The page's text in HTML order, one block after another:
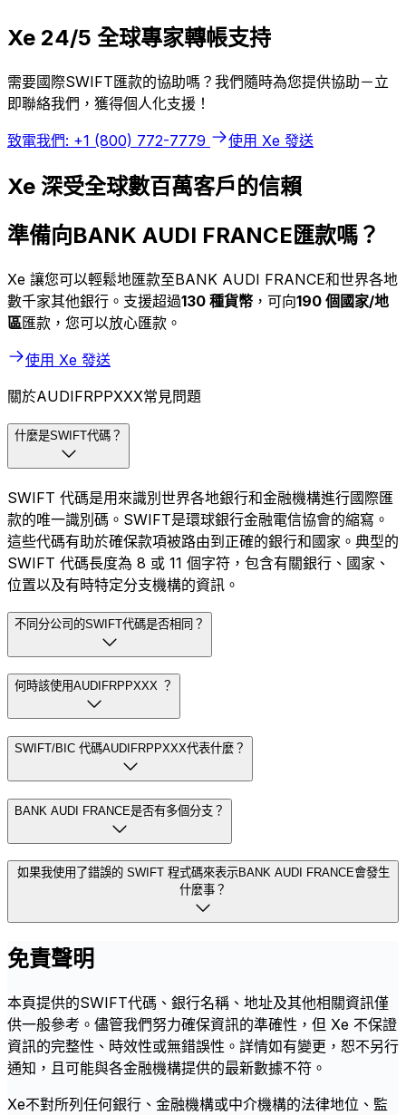
Xe 24/5 全球專家轉帳支持
需要國際SWIFT匯款的協助嗎？我們隨時為您提供協助－立
即聯絡我們，獲得個人化支援！
致電我們: +1 (800) 772-7779 使用 Xe 發送
Xe 深受全球數百萬客戶的信賴
準備向BANK AUDI FRANCE匯款嗎？
Xe 讓您可以輕鬆地匯款至BANK AUDI FRANCE和世界各地
數千家其他銀行。支援超過130 種貨幣 ，可向190 個國家/地
區匯款，您可以放心匯款。
使用 Xe 發送
關於AUDIFRPPXXX常見問題
什麼是SWIFT代碼？
SWIFT 代碼是用來識別世界各地銀行和金融機構進行國際匯
款的唯一識別碼。SWIFT是環球銀行金融電信協會的縮寫。
這些代碼有助於確保款項被路由到正確的銀行和國家。典型的
SWIFT 代碼長度為 8 或 11 個字符，包含有關銀行、國家、
位置以及有時特定分支機構的資訊。
不同分公司的SWIFT代碼是否相同？
何時該使用AUDIFRPPXXX ？
SWIFT/BIC 代碼AUDIFRPPXXX代表什麼？
BANK AUDI FRANCE是否有多個分支？
如果我使用了錯誤的 SWIFT 程式碼來表示BANK AUDI FRANCE會發生
什麼事？
免責聲明
本頁提供的SWIFT代碼、銀行名稱、地址及其他相關資訊僅
供一般參考。儘管我們努力確保資訊的準確性，但 Xe 不保證
資訊的完整性、時效性或無錯誤性。詳情如有變更，恕不另行
通知，且可能與各金融機構提供的最新數據不符。
Xe不對所列任何銀行、金融機構或中介機構的法律地位、監